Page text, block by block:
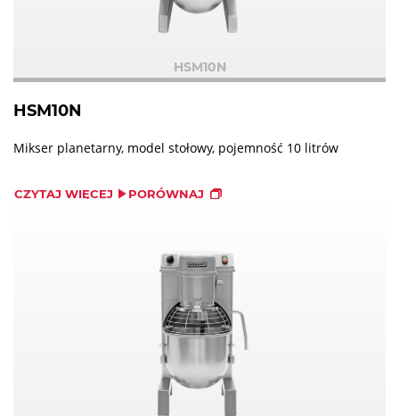
HSM10N
HSM10N
Mikser planetarny, model stołowy, pojemność 10 litrów
CZYTAJ WIĘCEJ PORÓWNAJ